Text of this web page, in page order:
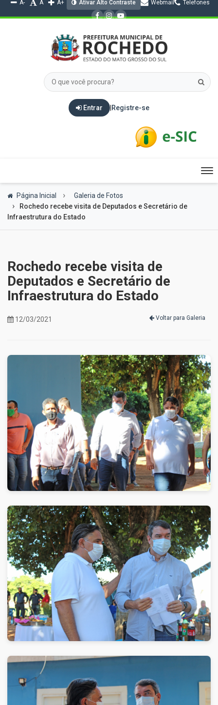
A- A A+ Ativar Alto Contraste Webmail Telefones
Entrar Registre-se
Página Inicial
Galeria de Fotos
Rochedo recebe visita de Deputados e Secretário de
Infraestrutura do Estado
Rochedo recebe visita de
Deputados e Secretário de
Infraestrutura do Estado
12/03/2021 Voltar para Galeria